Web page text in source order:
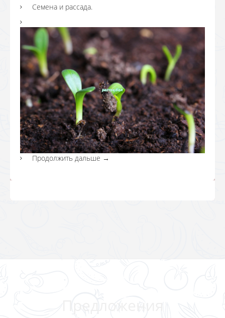
Семена и рассада.
Продолжить дальше →